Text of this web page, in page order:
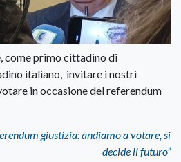
come primo cittadino di
italiano, invitare i nostri
in occasione del referendum
giustizia: andiamo a votare, si
decide il futuro”